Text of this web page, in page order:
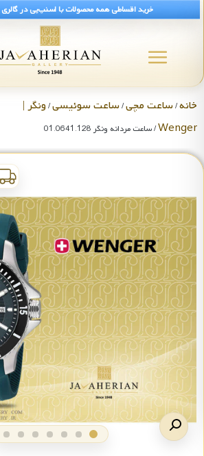
خرید اقساطی همه محصولات با اسنپ‌پی در
خانه/ساعت مچی/ساعت سوئیسی/ونگر |
Wenger/ ساعت مردانه ونگر 01.0641.128